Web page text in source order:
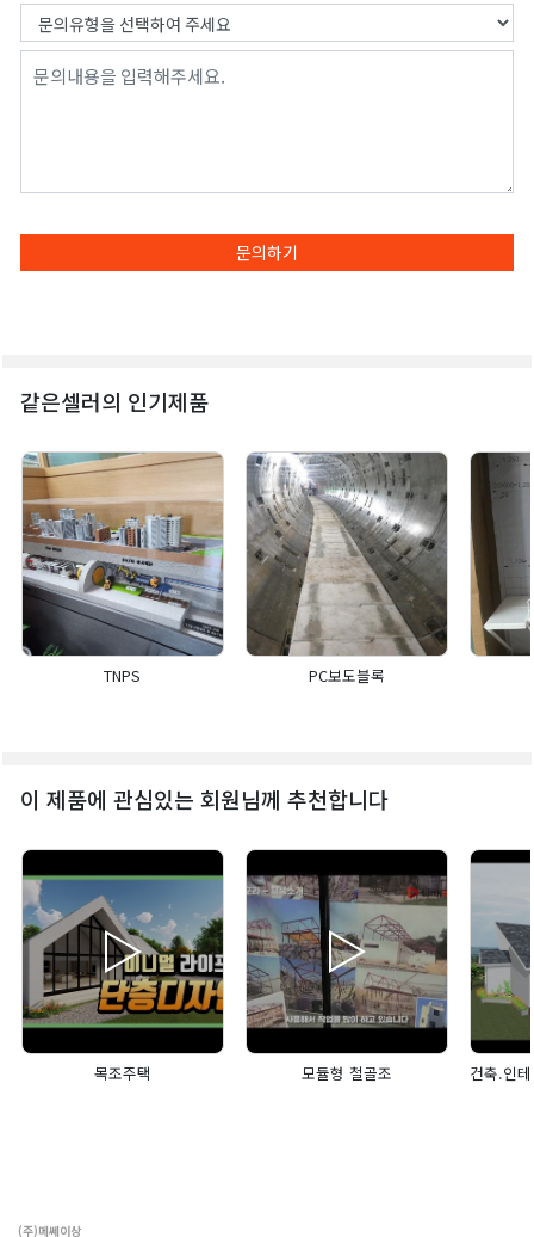
문의하기
같은셀러의 인기제품
TNPS PC보도블록
이 제품에 관심있는 회원님께 추천합니다
목조주택 모듈형 철골조
(주)메쎄이상